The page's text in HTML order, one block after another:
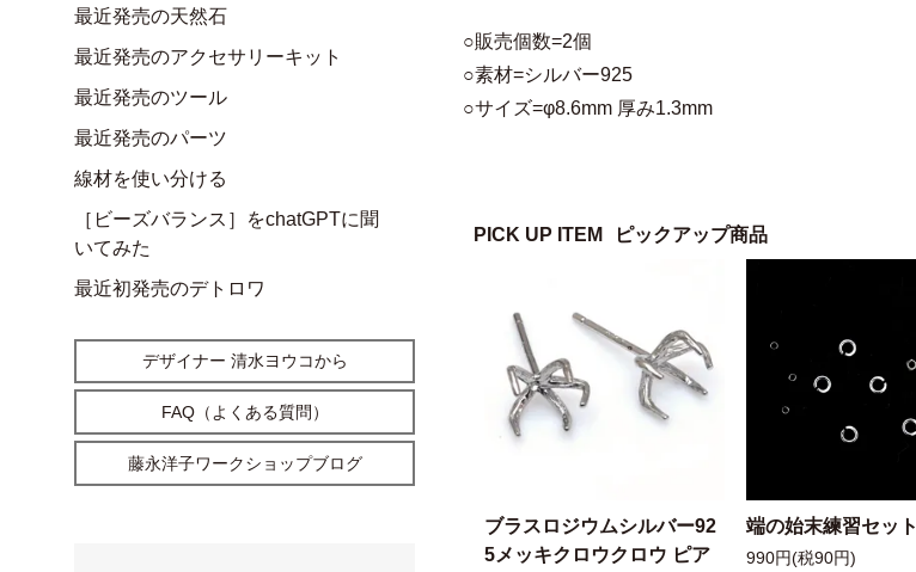
○販売個数=2個
○素材=シルバー925
○サイズ=φ8.6mm 厚み1.3mm
PICK UP ITEM ピックアップ商品
ブラスロジウムシルバー92
5メッキクロウクロウ ピア
端の始末練習セット
990円(税90円)
最近発売の天然石
最近発売のアクセサリーキット
最近発売のツール
最近発売のパーツ
線材を使い分ける
［ビーズバランス］をchatGPTに聞
いてみた
最近初発売のデトロワ
デザイナー 清水ヨウコから
FAQ（よくある質問）
藤永洋子ワークショップブログ